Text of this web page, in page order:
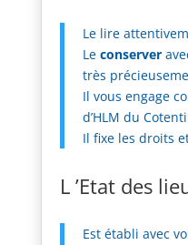
Le lire
Le conserver
très
Il vous engage
d’HLM du
Il fixe les droits
L ’Etat des
Est établi avec